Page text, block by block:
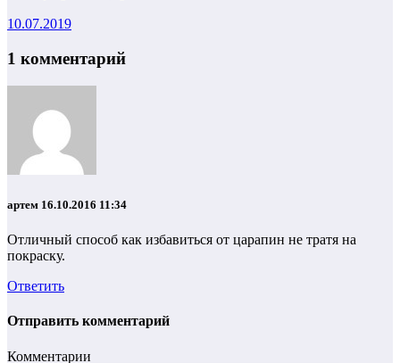
10.07.2019
1 комментарий
артем 16.10.2016 11:34
Отличный способ как избавиться от царапин не тратя на
покраску.
Ответить
Отправить комментарий
Комментарии